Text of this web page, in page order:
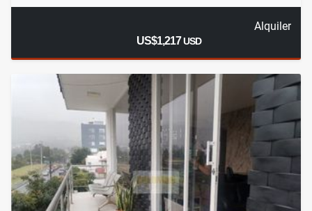
Alquiler
US$1,217USD